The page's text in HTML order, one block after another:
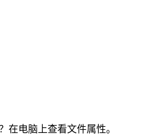
在电脑上查看文件属性。